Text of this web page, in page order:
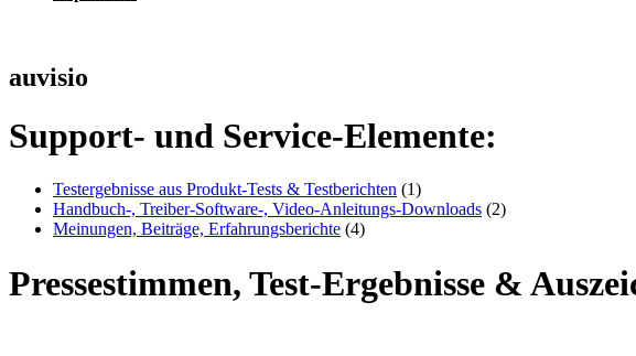
auvisio
Support- und Service-Elemente:
Testergebnisse aus Produkt-Tests & Testberichten (1)
Handbuch-, Treiber-Software-, Video-Anleitungs-Downloads (2)
Meinungen, Beiträge, Erfahrungsberichte (4)
Pressestimmen, Test-Ergebnisse &